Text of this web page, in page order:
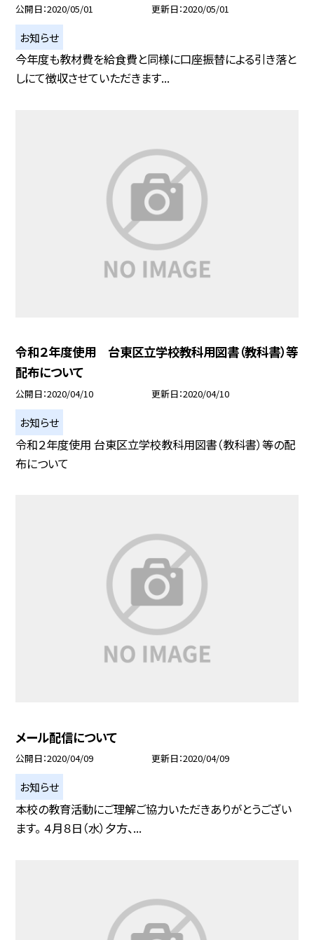
公開日 2020/05/01 更新日 2020/05/01
お知らせ
今年度も教材費を給食費と同様に口座振替による引き落と
しにて徴収させていただきます...
令和２年度使用 台東区立学校教科用図書（教科書）等
配布について
公開日 2020/04/10 更新日 2020/04/10
お知らせ
令和２年度使用 台東区立学校教科用図書（教科書）等の配
布について
メール配信について
公開日 2020/04/09 更新日 2020/04/09
お知らせ
本校の教育活動にご理解ご協力いただきありがとうござい
ます。 ４月８日（水）夕方、...